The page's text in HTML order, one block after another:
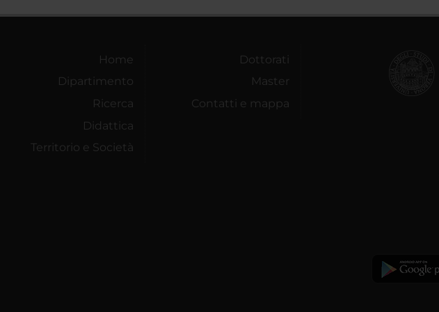
Home
Dipartimento
Ricerca
Didattica
Territorio e Società
Dottorati
Master
Contatti e mappa